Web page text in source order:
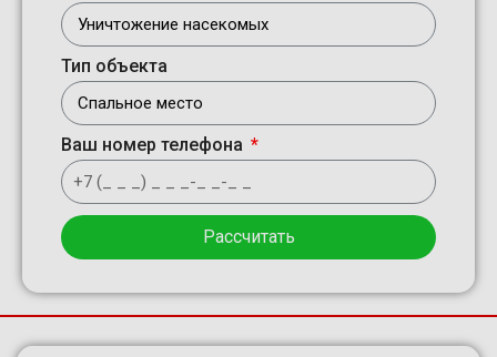
Тип объекта
Ваш номер телефона
Рассчитать